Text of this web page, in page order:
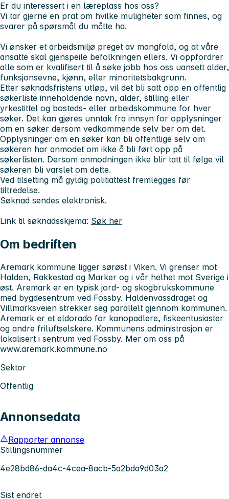
Er du interessert i en læreplass hos oss?
Vi tar gjerne en prat om hvilke muligheter som finnes, og
svarer på spørsmål du måtte ha.
Vi ønsker et arbeidsmiljø preget av mangfold, og at våre
ansatte skal gjenspeile befolkningen ellers. Vi oppfordrer
alle som er kvalifisert til å søke jobb hos oss uansett alder,
funksjonsevne, kjønn, eller minoritetsbakgrunn.
Etter søknadsfristens utløp, vil det bli satt opp en offentlig
søkerliste inneholdende navn, alder, stilling eller
yrkestittel og bosteds- eller arbeidskommune for hver
søker. Det kan gjøres unntak fra innsyn for opplysninger
om en søker dersom vedkommende selv ber om det.
Opplysninger om en søker kan bli offentlige selv om
søkeren har anmodet om ikke å bli ført opp på
søkerlisten. Dersom anmodningen ikke blir tatt til følge vil
søkeren bli varslet om dette.
Ved tilsetting må gyldig politiattest fremlegges før
tiltredelse.
Søknad sendes elektronisk.
Link til søknadsskjema: Søk her
Om bedriften
Aremark kommune ligger sørøst i Viken. Vi grenser mot
Halden, Rakkestad og Marker og i vår helhet mot Sverige i
øst. Aremark er en typisk jord- og skogbrukskommune
med bygdesentrum ved Fossby. Haldenvassdraget og
Villmarksveien strekker seg parallelt gjennom kommunen.
Aremark er et eldorado for kanopadlere, fiskeentusiaster
og andre friluftselskere. Kommunens administrasjon er
lokalisert i sentrum ved Fossby. Mer om oss på
www.aremark.kommune.no
Sektor
Offentlig
Annonsedata
Rapporter annonse
Stillingsnummer
4e28bd86-da4c-4cea-8acb-5a2bda9d03a2
Sist endret